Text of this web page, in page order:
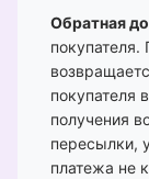
Обратная
покупателя
получения
пересылки,
платежа не